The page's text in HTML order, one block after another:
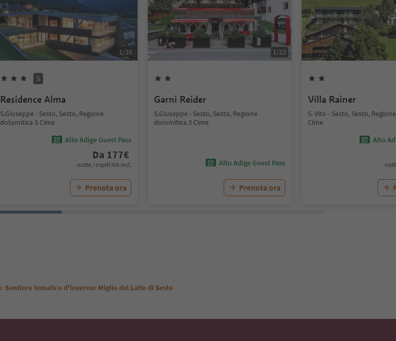
1/26
S
Residence Alma
S.Giuseppe - Sesto, Sesto, Regione
dolomitica 3 Cime
Alto Adige Guest Pass
Da 177€
notte / ospiti IVA incl.
Prenota ora
1/22
Garni Reider
S.Giuseppe - Sesto, Sesto, Regione
dolomitica 3 Cime
Alto Adige Guest Pass
Prenota ora
Villa Rainer
S. Vito - Sesto, Sesto,
Cime
Alto
Sentiero tematico d'inverno: Miglio del Latte di Sesto